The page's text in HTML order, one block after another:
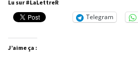
Lu sur #LaLettreR
Telegram
J’aime ça :